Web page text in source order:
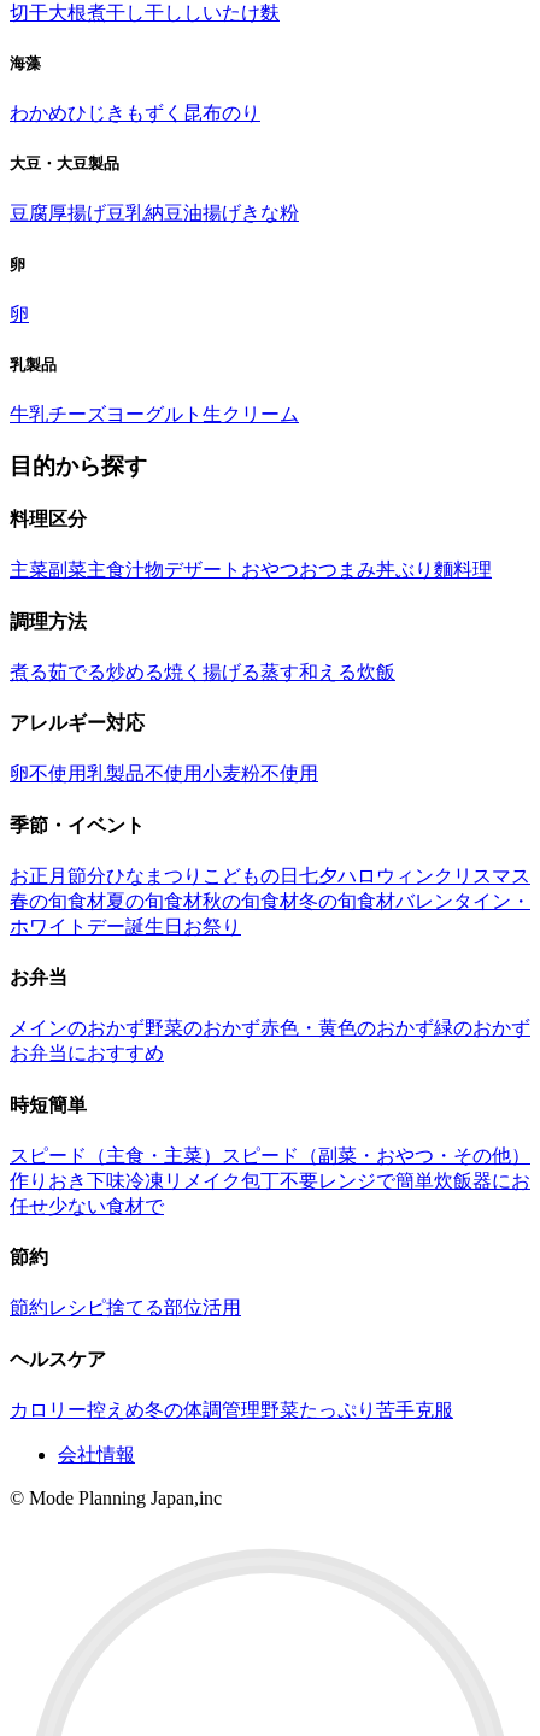
切干大根煮干し干ししいたけ麩
海藻
わかめひじき もずく 昆布のり
大豆・大豆製品
豆腐厚揚げ豆乳納豆油揚げきな粉
卵
卵
乳製品
牛乳チーズヨーグルト 生クリーム
目的から探す
料理区分
主菜副菜主食汁物デザート おやつおつまみ丼ぶり 麵料理
調理方法
煮る茹でる炒める焼く 揚げる蒸す和える炊飯
アレルギー対応
卵不使用乳製品不使用小麦粉不使用
季節・イベント
お正月 節分ひなまつり こどもの日 七夕ハロウィンクリスマス
春の旬食材夏の旬食材秋の旬食材冬の旬食材バレンタイン・
ホワイトデー誕生日 お祭り
お弁当
メインのおかず野菜のおかず赤色・黄色のおかず緑のおかず
お弁当におすすめ
時短簡単
スピード（主食・主菜）
スピード（副菜・おやつ・その他）
作りおき下味冷凍 リメイク包丁不要レンジで簡単炊飯器にお
任せ少ない食材で
節約
節約レシピ捨てる部位活用
ヘルスケア
カロリー控えめ冬の体調管理野菜たっぷり 苦手克服
会社情報
© Mode Planning Japan,inc